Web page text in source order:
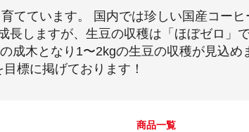
てています。 国内では珍しい国産コーヒ
長しますが、生豆の収穫は「ほぼゼロ」
成木となり1〜2kgの生豆の収穫が見込め
標に掲げております！
商品一覧